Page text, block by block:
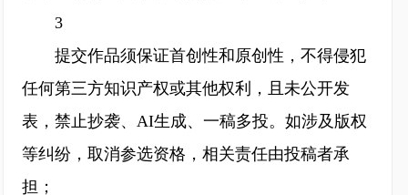
3
提交作品须保证首创性和原创性，不得侵犯
任何第三方知识产权或其他权利，且未公开发
表，禁止抄袭、AI生成、一稿多投。如涉及版权
等纠纷，取消参选资格，相关责任由投稿者承
担；